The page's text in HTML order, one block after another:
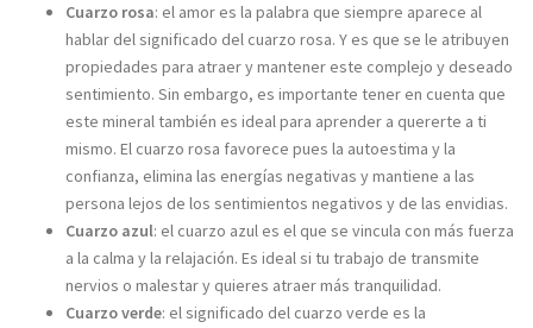
Cuarzo rosa: el amor es la palabra que siempre aparece al
hablar del significado del cuarzo rosa. Y es que se le atribuyen
propiedades para atraer y mantener este complejo y deseado
sentimiento. Sin embargo, es importante tener en cuenta que
este mineral también es ideal para aprender a quererte a ti
mismo. El cuarzo rosa favorece pues la autoestima y la
confianza, elimina las energías negativas y mantiene a las
persona lejos de los sentimientos negativos y de las envidias.
Cuarzo azul: el cuarzo azul es el que se vincula con más fuerza
a la calma y la relajación. Es ideal si tu trabajo de transmite
nervios o malestar y quieres atraer más tranquilidad.
Cuarzo verde: el significado del cuarzo verde es la